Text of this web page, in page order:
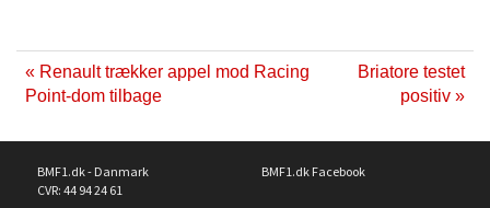
« Renault trækker appel mod Racing
Point-dom tilbage
Briatore testet
positiv »
BMF1.dk - Danmark
CVR: 44 94 24 61
BMF1.dk Facebook